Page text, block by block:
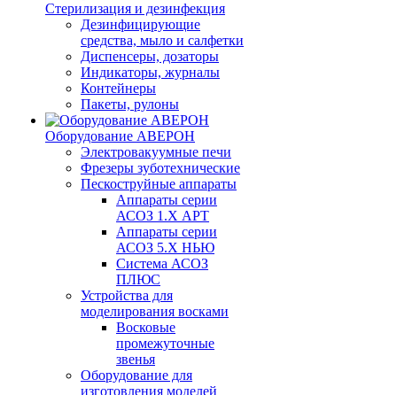
Стерилизация и дезинфекция
Дезинфицирующие
средства, мыло и салфетки
Диспенсеры, дозаторы
Индикаторы, журналы
Контейнеры
Пакеты, рулоны
Оборудование АВЕРОН
Электровакуумные печи
Фрезеры зуботехнические
Пескоструйные аппараты
Аппараты серии
АСОЗ 1.Х АРТ
Аппараты серии
АСОЗ 5.Х НЬЮ
Система АСОЗ
ПЛЮС
Устройства для
моделирования восками
Восковые
промежуточные
звенья
Оборудование для
изготовления моделей